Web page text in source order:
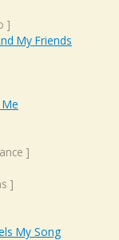
]
My Friends
]
]
My Song